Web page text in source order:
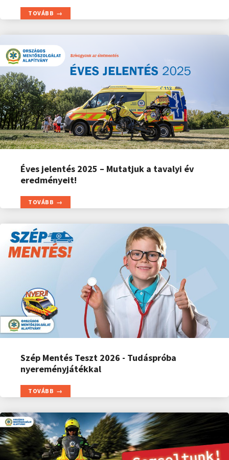
TOVÁBB
Éves jelentés 2025 – Mutatjuk a tavalyi év
eredményeit!
TOVÁBB
Szép Mentés Teszt 2026 - Tudáspróba
nyereményjátékkal
TOVÁBB